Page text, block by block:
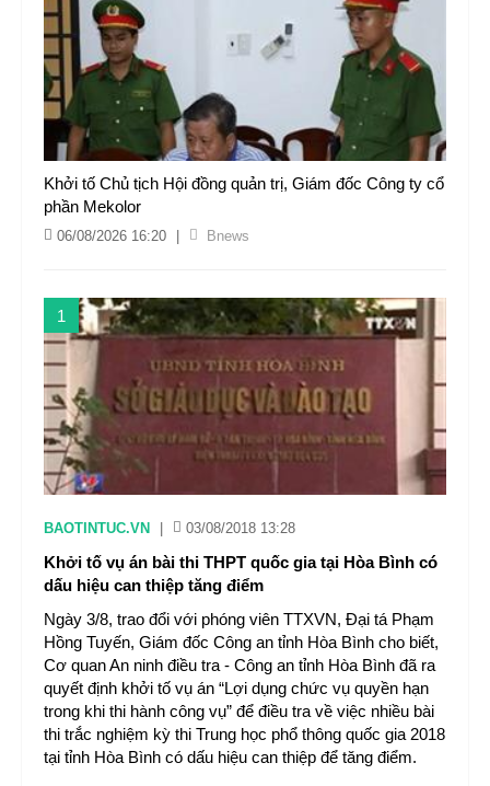
Khởi tố Chủ tịch Hội đồng quản trị, Giám đốc Công ty cổ
phần Mekolor
06/08/2026 16:20 Bnews
1
BAOTINTUC.VN 03/08/2018 13:28
Khởi tố vụ án bài thi THPT quốc gia tại Hòa Bình có
dấu hiệu can thiệp tăng điểm
Ngày 3/8, trao đổi với phóng viên TTXVN, Đại tá Phạm
Hồng Tuyến, Giám đốc Công an tỉnh Hòa Bình cho biết,
Cơ quan An ninh điều tra - Công an tỉnh Hòa Bình đã ra
quyết định khởi tố vụ án “Lợi dụng chức vụ quyền hạn
trong khi thi hành công vụ” để điều tra về việc nhiều bài
thi trắc nghiệm kỳ thi Trung học phổ thông quốc gia 2018
tại tỉnh Hòa Bình có dấu hiệu can thiệp để tăng điểm.